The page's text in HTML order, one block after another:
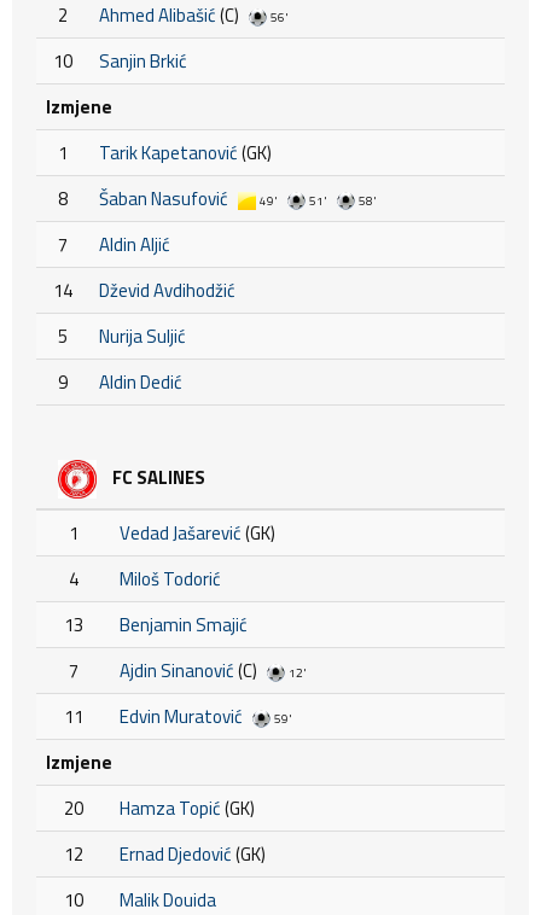
2
Ahmed Alibašić(C) 56'
10
Sanjin Brkić
Izmjene
1
Tarik Kapetanović(GK)
8
Šaban Nasufović 49' 51' 58'
7
Aldin Aljić
14
Dževid Avdihodžić
5
Nurija Suljić
9
Aldin Dedić
FC SALINES
1 Vedad Jašarević(GK)
4
Miloš Todorić
13
Benjamin Smajić
7
Ajdin Sinanović(C) 12'
11 Edvin Muratović 59'
Izmjene
20
Hamza Topić(GK)
12
Ernad Djedović(GK)
10
Malik Douida